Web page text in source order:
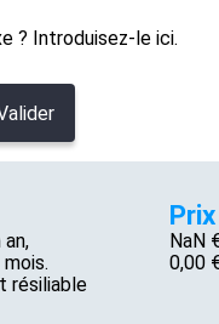
? Introduisez-le ici.
résiliable
Prix
NaN
0,00